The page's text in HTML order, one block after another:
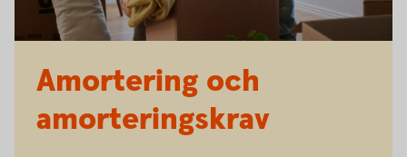
Amortering och
amorteringskrav